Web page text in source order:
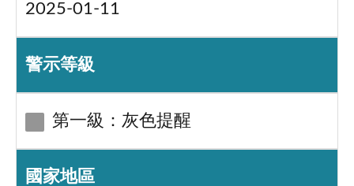
2025-01-11
警示等級
第一級：灰色提醒
國家地區